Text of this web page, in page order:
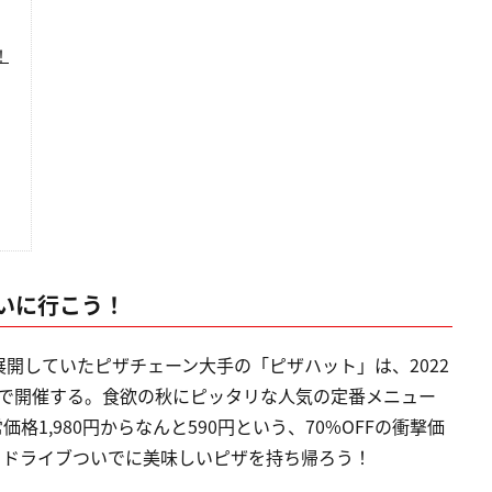
に行こう！
していたピザチェーン大手の「ピザハット」は、2022
催する。食欲の秋にピッタリな人気の定番メニュー
格1,980円からなんと590円という、70%OFFの衝撃価
ライブついでに美味しいピザを持ち帰ろう！